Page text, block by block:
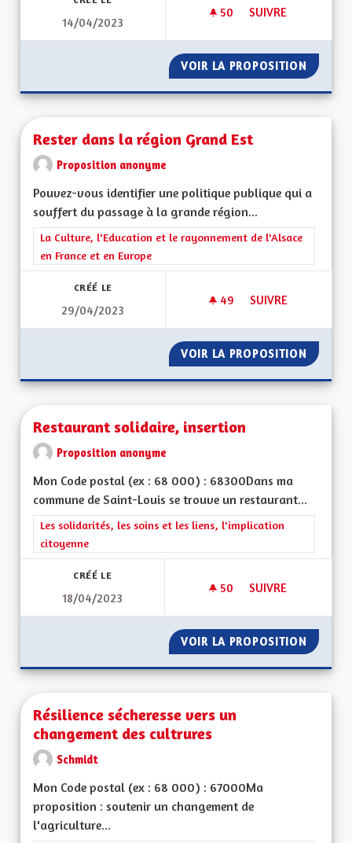
14/04/2023
50 50 ABONNÉS
SUIVRE
VOIR LA PROPOSITION
Rester dans la région Grand Est
Proposition anonyme
Pouvez-vous identifier une politique publique qui a
souffert du passage à la grande région...
Filtrer les résultats de la catégorie : La Culture, l'Education et
La Culture, l'Education et le rayonnement de l'Alsace
en France et en Europe
CRÉÉ LE
29/04/2023
49 49 ABONNÉS
SUIVRE
VOIR LA PROPOSITION
Restaurant solidaire, insertion
Proposition anonyme
Mon Code postal (ex : 68 000) : 68300Dans ma
commune de Saint-Louis se trouve un restaurant...
Filtrer les résultats de la catégorie : Les solidarités, les soins
Les solidarités, les soins et les liens, l'implication
citoyenne
CRÉÉ LE
18/04/2023
50 50 ABONNÉS
SUIVRE
VOIR LA PROPOSITION
Résilience sécheresse vers un
changement des cultrures
Schmidt
Mon Code postal (ex : 68 000) : 67000Ma
proposition : soutenir un changement de
l'agriculture...